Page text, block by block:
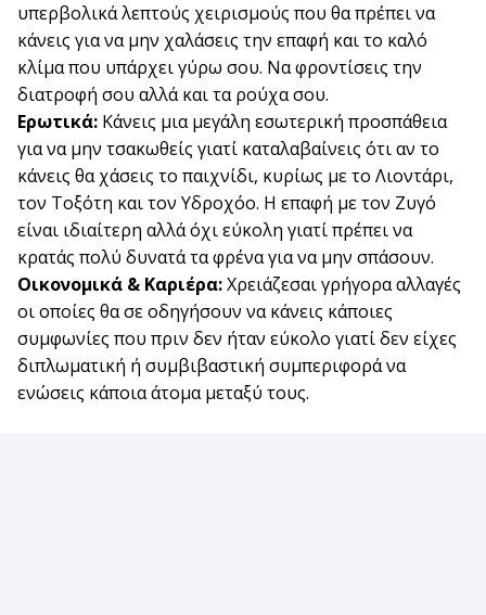
υπερβολικά λεπτούς χειρισμούς που θα πρέπει να
κάνεις για να μην χαλάσεις την επαφή και το καλό
κλίμα που υπάρχει γύρω σου. Να φροντίσεις την
διατροφή σου αλλά και τα ρούχα σου.
Ερωτικά: Κάνεις μια μεγάλη εσωτερική προσπάθεια
για να μην τσακωθείς γιατί καταλαβαίνεις ότι αν το
κάνεις θα χάσεις το παιχνίδι, κυρίως με το Λιοντάρι,
τον Τοξότη και τον Υδροχόο. Η επαφή με τον Ζυγό
είναι ιδιαίτερη αλλά όχι εύκολη γιατί πρέπει να
κρατάς πολύ δυνατά τα φρένα για να μην σπάσουν.
Οικονομικά & Καριέρα:Χρειάζεσαι γρήγορα αλλαγές
οι οποίες θα σε οδηγήσουν να κάνεις κάποιες
συμφωνίες που πριν δεν ήταν εύκολο γιατί δεν είχες
διπλωματική ή συμβιβαστική συμπεριφορά να
ενώσεις κάποια άτομα μεταξύ τους.